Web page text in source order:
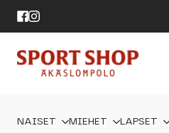
NAISET MIEHET LAPSET